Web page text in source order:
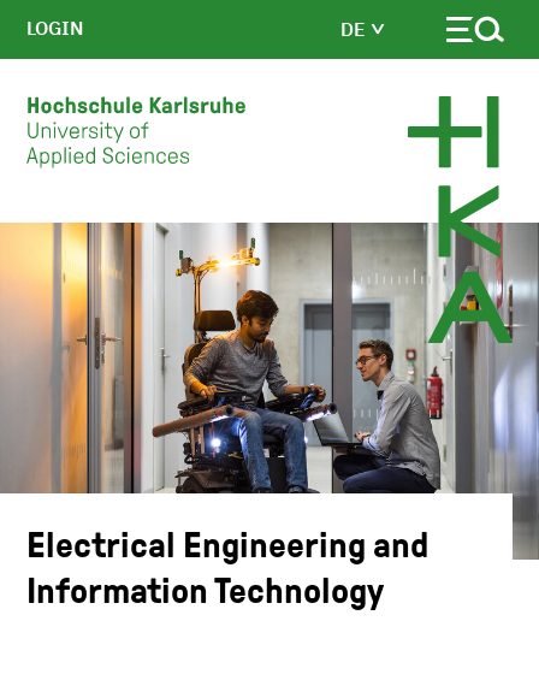
Skip to main content
DE
LOGIN
Electrical Engineering and
Information Technology